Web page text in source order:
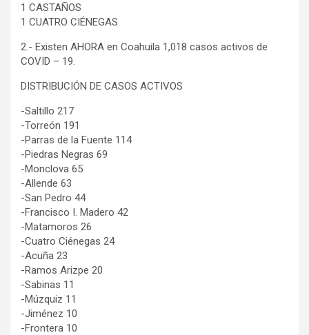
1 CASTAÑOS
1 CUATRO CIÉNEGAS
2.- Existen AHORA en Coahuila 1,018 casos activos de
COVID – 19.
DISTRIBUCIÓN DE CASOS ACTIVOS
-Saltillo 217
-Torreón 191
-Parras de la Fuente 114
-Piedras Negras 69
-Monclova 65
-Allende 63
-San Pedro 44
-Francisco I. Madero 42
-Matamoros 26
-Cuatro Ciénegas 24
-Acuña 23
-Ramos Arizpe 20
-Sabinas 11
-Múzquiz 11
-Jiménez 10
-Frontera 10